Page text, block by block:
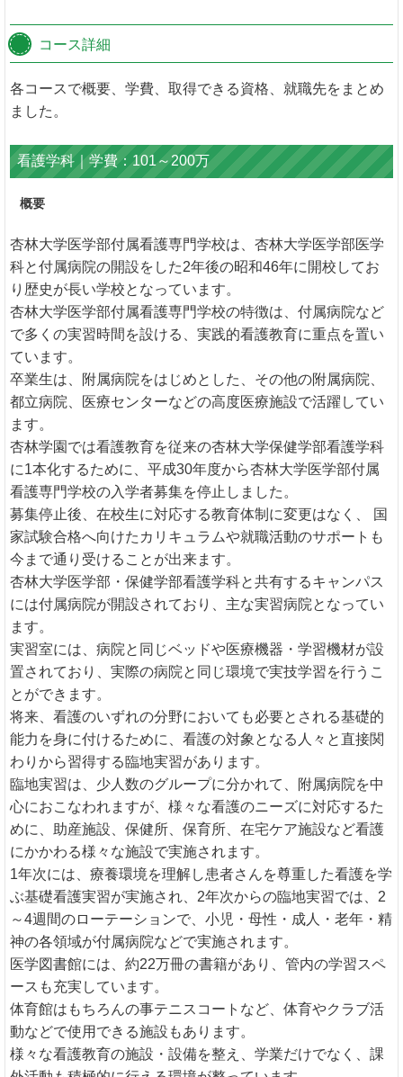
コース詳細
各コースで概要、学費、取得できる資格、就職先をまとめ
ました。
看護学科｜学費：101～200万
概要
杏林大学医学部付属看護専門学校は、杏林大学医学部医学
科と付属病院の開設をした2年後の昭和46年に開校してお
り歴史が長い学校となっています。
杏林大学医学部付属看護専門学校の特徴は、付属病院など
で多くの実習時間を設ける、実践的看護教育に重点を置い
ています。
卒業生は、附属病院をはじめとした、その他の附属病院、
都立病院、医療センターなどの高度医療施設で活躍してい
ます。
杏林学園では看護教育を従来の杏林大学保健学部看護学科
に1本化するために、平成30年度から杏林大学医学部付属
看護専門学校の入学者募集を停止しました。
募集停止後、在校生に対応する教育体制に変更はなく、 国
家試験合格へ向けたカリキュラムや就職活動のサポートも
今まで通り受けることが出来ます。
杏林大学医学部・保健学部看護学科と共有するキャンパス
には付属病院が開設されており、主な実習病院となってい
ます。
実習室には、病院と同じベッドや医療機器・学習機材が設
置されており、実際の病院と同じ環境で実技学習を行うこ
とができます。
将来、看護のいずれの分野においても必要とされる基礎的
能力を身に付けるために、看護の対象となる人々と直接関
わりから習得する臨地実習があります。
臨地実習は、少人数のグループに分かれて、附属病院を中
心におこなわれますが、様々な看護のニーズに対応するた
めに、助産施設、保健所、保育所、在宅ケア施設など看護
にかかわる様々な施設で実施されます。
1年次には、療養環境を理解し患者さんを尊重した看護を学
ぶ基礎看護実習が実施され、2年次からの臨地実習では、2
～4週間のローテーションで、小児・母性・成人・老年・精
神の各領域が付属病院などで実施されます。
医学図書館には、約22万冊の書籍があり、管内の学習スペ
ースも充実しています。
体育館はもちろんの事テニスコートなど、体育やクラブ活
動などで使用できる施設もあります。
様々な看護教育の施設・設備を整え、学業だけでなく、課